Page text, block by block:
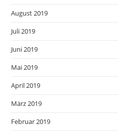
August 2019
Juli 2019
Juni 2019
Mai 2019
April 2019
März 2019
Februar 2019